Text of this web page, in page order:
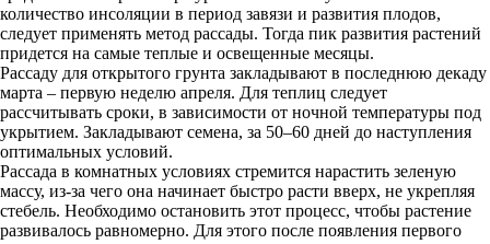
количество инсоляции в период завязи и развития плодов,
следует применять метод рассады. Тогда пик развития растений
придется на самые теплые и освещенные месяцы.
Рассаду для открытого грунта закладывают в последнюю декаду
марта – первую неделю апреля. Для теплиц следует
рассчитывать сроки, в зависимости от ночной температуры под
укрытием. Закладывают семена, за 50–60 дней до наступления
оптимальных условий.
Рассада в комнатных условиях стремится нарастить зеленую
массу, из-за чего она начинает быстро расти вверх, не укрепляя
стебель. Необходимо остановить этот процесс, чтобы растение
развивалось равномерно. Для этого после появления первого